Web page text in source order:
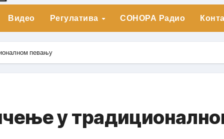
Видео Регулатива СОНОРА Радио
певању
у